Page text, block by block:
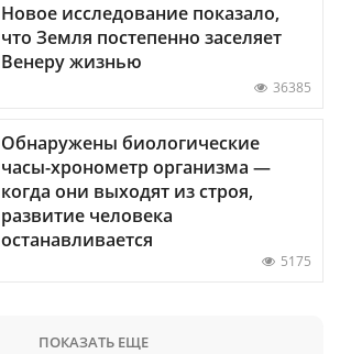
Новое исследование показало,
что Земля постепенно заселяет
Венеру жизнью
36385
Обнаружены биологические
часы-хронометр организма —
когда они выходят из строя,
развитие человека
останавливается
5175
ПОКАЗАТЬ ЕЩЕ